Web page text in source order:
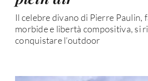
Il celebre divano di Pierre Paulin,
morbide e libertà compositiva, si
conquistare l’outdoor